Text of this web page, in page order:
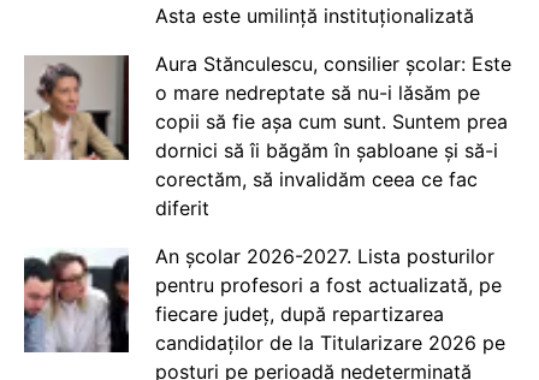
Asta este umilință instituționalizată
Aura Stănculescu, consilier școlar: Este
o mare nedreptate să nu-i lăsăm pe
copii să fie așa cum sunt. Suntem prea
dornici să îi băgăm în șabloane și să-i
corectăm, să invalidăm ceea ce fac
diferit
An școlar 2026-2027. Lista posturilor
pentru profesori a fost actualizată, pe
fiecare județ, după repartizarea
candidaților de la Titularizare 2026 pe
posturi pe perioadă nedeterminată